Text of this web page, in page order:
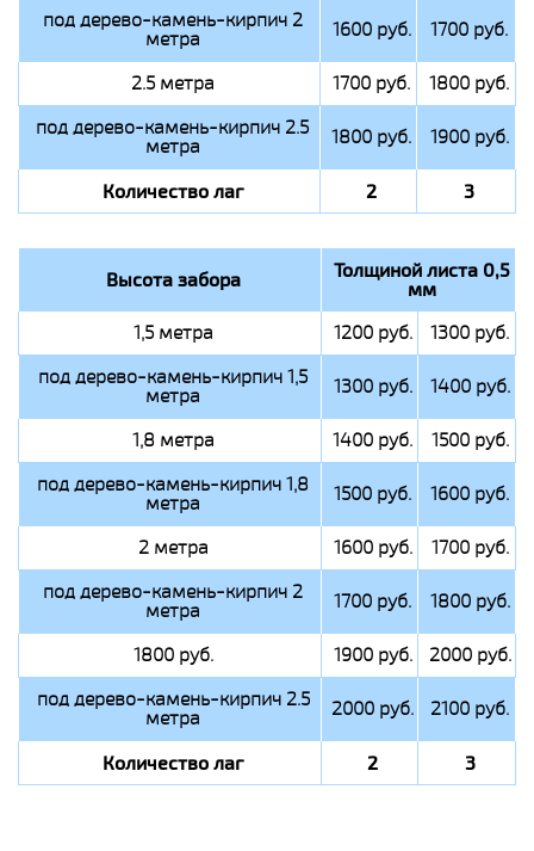
под дерево-камень-кирпич 2
метра 1600 руб. 1700 руб.
2.5 метра 1700 руб.
1800 руб.
под дерево-камень-кирпич 2.5
метра 1800 руб. 1900 руб.
Количество лаг 2 3
Высота забора Толщиной листа 0,5
мм
1,5 метра 1200 руб.
1300 руб.
под дерево-камень-кирпич 1,5
метра 1300 руб. 1400 руб.
1,8 метра 1400 руб.
1500 руб.
под дерево-камень-кирпич 1,8
метра 1500 руб. 1600 руб.
2 метра 1600 руб.
1700 руб.
под дерево-камень-кирпич 2
метра 1700 руб. 1800 руб.
1800 руб. 1900 руб.
2000 руб.
под дерево-камень-кирпич 2.5
метра 2000 руб. 2100 руб.
Количество лаг 2 3